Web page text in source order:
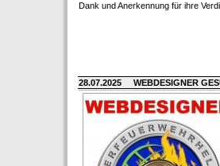
Dank und Anerkennung für ihre
28.07.2025 WEBDESIGNER